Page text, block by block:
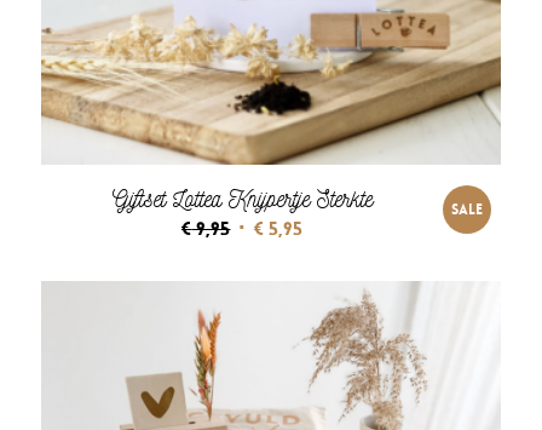
Giftset Lottea Knijpertje Sterkte
€9,95 Oorspronkelijke
€ 5,95Huidige
€ 5,95.
SALE